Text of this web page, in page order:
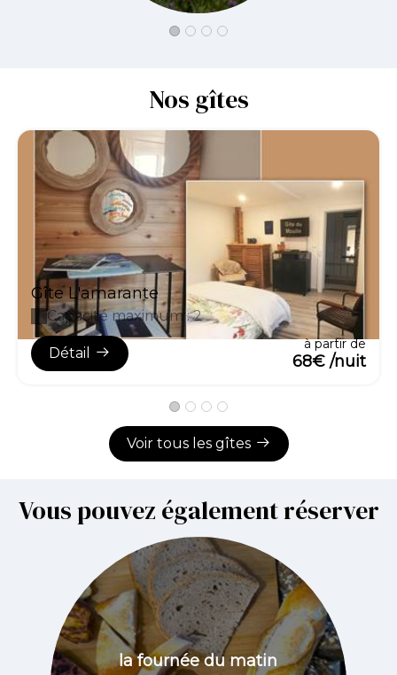
Nos gîtes
Gîte L'amarante
Capacité maximum : 2
Détail
à partir de
68€ /nuit
Voir tous les gîtes
Vous pouvez également réserver
la fournée du matin